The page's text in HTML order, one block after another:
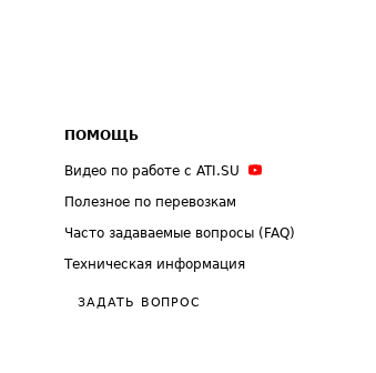
ПОМОЩЬ
Видео по работе с ATI.SU
Полезное по перевозкам
Часто задаваемые вопросы (FAQ)
Техническая информация
ЗАДАТЬ ВОПРОС